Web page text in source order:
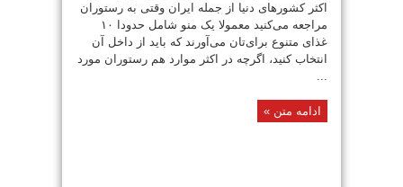
اکثر کشورهای دنیا از جمله ایران وقتی به رستوران
مراجعه می‌کنید معمولا یک منو شامل حدودا ۱۰
غذای متنوع برای‌تان می‌آورند که باید از داخل آن
انتخاب کنید، اگرچه در اکثر موارد هم رستوران مورد
...
ادامه متن »